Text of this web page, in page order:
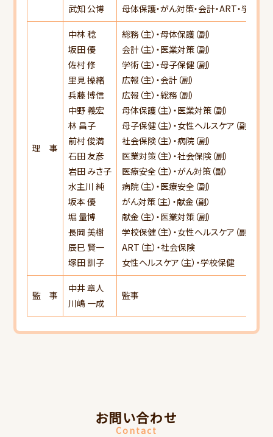
武知 公博
母体保護・がん対策・会計・ART・学術
理 事
中林 稔
坂田 優
佐村 修
里見 操緒
兵藤 博信
中野 義宏
林 昌子
前村 俊満
石田 友彦
岩田 みさ子
水主川 純
坂本 優
堀 量博
長岡 美樹
辰巳 賢一
塚田 訓子
総務（主）・母体保護（副）
会計（主）・医業対策（副）
学術（主）・母子保健（副）
広報（主）・会計（副）
広報（主）・総務（副）
母体保護（主）・医業対策（副）
母子保健（主）・女性ヘルスケア（副）
社会保険（主）・病院（副）
医業対策（主）・社会保険（副）
医療安全（主）・がん対策（副）
病院（主）・医療安全（副）
がん対策（主）・献金（副）
献金（主）・医業対策（副）
学校保健（主）・女性ヘルスケア（副）
ART（主）・社会保険
女性ヘルスケア（主）・学校保健
監 事
中井 章人
川嶋 一成
監事
お問い合わせ
Contact